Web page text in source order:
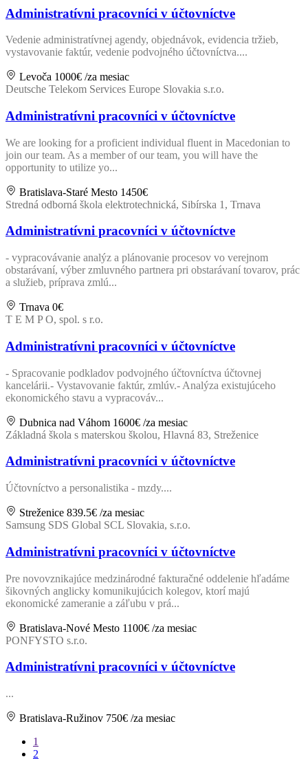
Administratívni pracovníci v účtovníctve
Vedenie administratívnej agendy, objednávok, evidencia tržieb,
vystavovanie faktúr, vedenie podvojného účtovníctva....
Levoča 1000€ /za mesiac
Deutsche Telekom Services Europe Slovakia s.r.o.
Administratívni pracovníci v účtovníctve
We are looking for a proficient individual fluent in Macedonian to
join our team. As a member of our team, you will have the
opportunity to utilize yo...
Bratislava-Staré Mesto 1450€
Stredná odborná škola elektrotechnická, Sibírska 1, Trnava
Administratívni pracovníci v účtovníctve
- vypracovávanie analýz a plánovanie procesov vo verejnom
obstarávaní, výber zmluvného partnera pri obstarávaní tovarov, prác
a služieb, príprava zmlú...
Trnava 0€
T E M P O, spol. s r.o.
Administratívni pracovníci v účtovníctve
- Spracovanie podkladov podvojného účtovníctva účtovnej
kancelárii.- Vystavovanie faktúr, zmlúv.- Analýza existujúceho
ekonomického stavu a vypracováv...
Dubnica nad Váhom 1600€ /za mesiac
Základná škola s materskou školou, Hlavná 83, Streženice
Administratívni pracovníci v účtovníctve
Účtovníctvo a personalistika - mzdy....
Streženice 839.5€ /za mesiac
Samsung SDS Global SCL Slovakia, s.r.o.
Administratívni pracovníci v účtovníctve
Pre novovznikajúce medzinárodné fakturačné oddelenie hľadáme
šikovných anglicky komunikujúcich kolegov, ktorí majú
ekonomické zameranie a záľubu v prá...
Bratislava-Nové Mesto 1100€ /za mesiac
PONFYSTO s.r.o.
Administratívni pracovníci v účtovníctve
...
Bratislava-Ružinov 750€ /za mesiac
1
2